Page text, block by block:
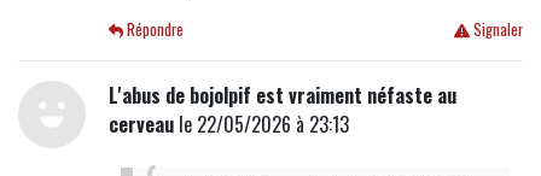
Signaler
Répondre
L'abus de bojolpif est vraiment néfaste au
cerveaule 22/05/2026 à 23:13